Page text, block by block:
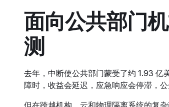
面向公共部门
测
去年，中断使公共部门蒙受了约 1.93 亿
障时，收益会延迟，应急响应会停滞，公
但在跨越机构、云和物理隔离系统的复